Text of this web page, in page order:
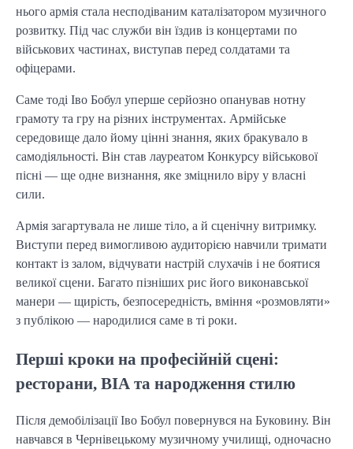
нього армія стала несподіваним каталізатором музичного
розвитку. Під час служби він їздив із концертами по
військових частинах, виступав перед солдатами та
офіцерами.
Саме тоді Іво Бобул уперше серйозно опанував нотну
грамоту та гру на різних інструментах. Армійське
середовище дало йому цінні знання, яких бракувало в
самодіяльності. Він став лауреатом Конкурсу військової
пісні — ще одне визнання, яке зміцнило віру у власні
сили.
Армія загартувала не лише тіло, а й сценічну витримку.
Виступи перед вимогливою аудиторією навчили тримати
контакт із залом, відчувати настрій слухачів і не боятися
великої сцени. Багато пізніших рис його виконавської
манери — щирість, безпосередність, вміння «розмовляти»
з публікою — народилися саме в ті роки.
Перші кроки на професійній сцені:
ресторани, ВІА та народження стилю
Після демобілізації Іво Бобул повернувся на Буковину. Він
навчався в Чернівецькому музичному училищі, одночасно